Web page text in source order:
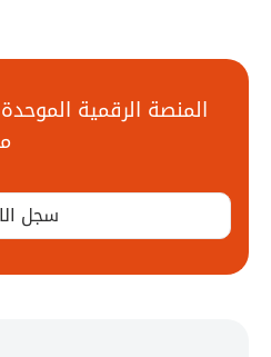
المنصة الرقمية
سجل